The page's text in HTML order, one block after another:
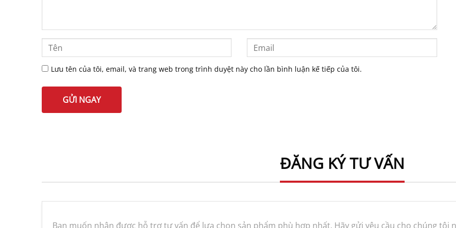
Lưu tên của tôi, email, và trang web trong trình duyệt này cho lần bình luận kế tiếp của tôi.
ĐĂNG KÝ TƯ VẤN
Bạn muốn nhận được hỗ trợ tư vấn để lựa chọn sản phẩm phù hợp nhất. Hãy gửi yêu cầu cho chúng tôi